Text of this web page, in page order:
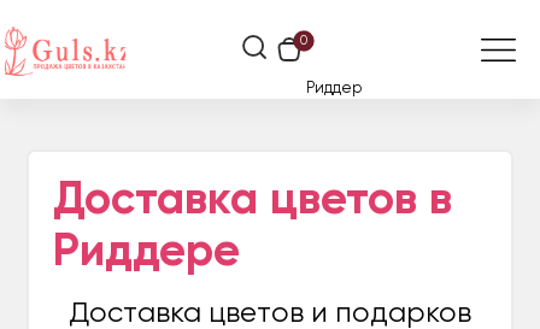
0
Риддер
Доставка цветов в
Риддере
Доставка цветов и подарков